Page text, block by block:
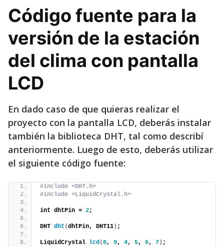
Código fuente para la
versión de la estación
del clima con pantalla
LCD
En dado caso de que quieras realizar el
proyecto con la pantalla LCD, deberás instalar
también la biblioteca DHT, tal como describí
anteriormente. Luego de esto, deberás utilizar
el siguiente código fuente:
#include <DHT.h>
#include <LiquidCrystal.h>
int dhtPin = 2;
DHT dht (dhtPin, DHT11) ;
LiquidCrystal lcd(8, 9, 4, 5, 6, 7) ;